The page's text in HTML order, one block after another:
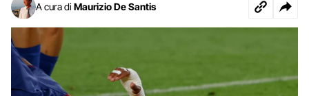
A cura di Maurizio De Santis